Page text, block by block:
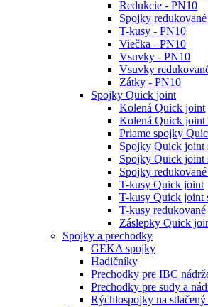
Redukcie - PN10
Spojky
T-kusy - PN10
Viečka - PN10
Vsuvky - PN10
Vsuvky
Zátky - PN10
Spojky Quick joint
Kolená Quick joint
Kolená Quick joint
Priame spojky
Spojky Quick joint
Spojky Quick joint
Spojky
T-kusy Quick joint
T-kusy Quick joint
T-kusy
Záslepky Quick
Spojky a prechodky
GEKA spojky
Hadičníky
Prechodky pre IBC
Prechodky pre sudy a
Rýchlospojky na